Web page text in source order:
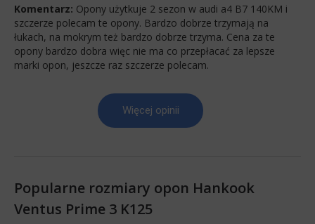
Komentarz: Opony użytkuje 2 sezon w audi a4 B7 140KM i
szczerze polecam te opony. Bardzo dobrze trzymają na
łukach, na mokrym też bardzo dobrze trzyma. Cena za te
opony bardzo dobra więc nie ma co przepłacać za lepsze
marki opon, jeszcze raz szczerze polecam.
Więcej opinii
Popularne rozmiary opon Hankook
Ventus Prime 3 K125